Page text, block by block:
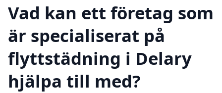
Vad kan ett företag som
är specialiserat på
flyttstädning i Delary
hjälpa till med?